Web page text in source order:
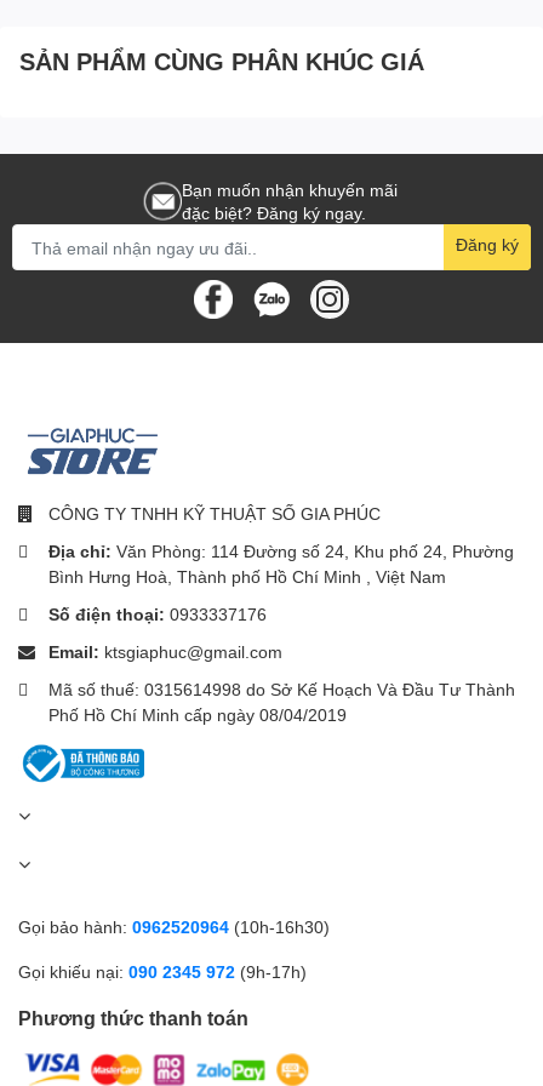
Tùy chọn kết nối
SẢN PHẨM CÙNG PHÂN KHÚC GIÁ
Bạn muốn nhận khuyến mãi
đặc biệt? Đăng ký ngay.
Đăng ký
CÔNG TY TNHH KỸ THUẬT SỐ GIA PHÚC
Địa chỉ: Văn Phòng: 114 Đường số 24, Khu phố 24, Phường
Bình Hưng Hoà, Thành phố Hồ Chí Minh , Việt Nam
Số điện thoại: 0933337176
Email: ktsgiaphuc@gmail.com
Mã số thuế: 0315614998 do Sở Kế Hoạch Và Đầu Tư Thành
Phố Hồ Chí Minh cấp ngày 08/04/2019
Gọi bảo hành: 0962520964 (10h-16h30)
Gọi khiếu nại: 090 2345 972 (9h-17h)
Phương thức thanh toán